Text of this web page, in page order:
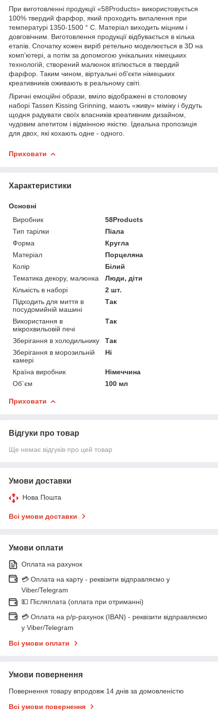
При виготовленні продукції «58Products» використовується
100% твердий фарфор, який проходить випалення при
температурі 1350-1500 ° С. Матеріал виходить міцним і
довговічним. Виготовлення продукції відбувається в кілька
етапів. Спочатку кожен виріб ретельно моделюється в 3D на
комп'ютері, а потім за допомогою унікальних німецьких
технологій, створений малюнок втілюється в твердий
фарфор. Таким чином, віртуальні об'єкти німецьких
креативників оживають в реальному світі.
Ліричні емоційні образи, вміло відображені в столовому
наборі Tassen Kissing Grinning, мають «живу» міміку і будуть
щодня радувати своїх власників креативним дизайном,
чудовим апетитом і відмінною якістю. Ідеальна пропозиція
для двох, які кохають одне - одного.
Приховати
Характеристики
Основні
Виробник
58Products
Тип тарілки
Піала
Форма
Кругла
Матеріал
Порцеляна
Колір
Білий
Тематика декору, малюнка
Люди, діти
Кількість в наборі
2 шт.
Підходить для миття в
посудомийній машині
Так
Використання в
мікрохвильовій печі
Так
Зберігання в холодильнику
Так
Зберігання в морозильній
камері
Ні
Країна виробник
Німеччина
Об`єм
100 мл
Приховати
Відгуки про товар
Ще немає відгуків про цей товар
Умови доставки
Нова Пошта
Всі умови доставки
Умови оплати
Оплата на рахунок
💳 Оплата на карту - реквізити відправляємо у
Viber/Telegram
💵 Післяплата (оплата при отриманні)
💳 Оплата на р/р-рахунок (IBAN) - реквізити відправляємо
у Viber/Telegram
Всі умови оплати
Умови повернення
Повернення товару впродовж 14 днів за домовленістю
Всі умови повернення